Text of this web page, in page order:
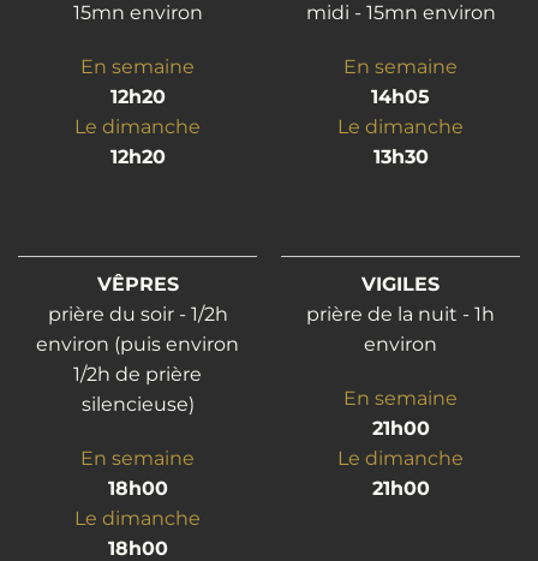
15mn environ
En semaine
12h20
Le dimanche
12h20
midi - 15mn environ
En semaine
14h05
Le dimanche
13h30
VÊPRES
prière du soir - 1/2h
environ (puis environ
1/2h de prière
silencieuse)
En semaine
18h00
Le dimanche
18h00
VIGILES
prière de la nuit - 1h
environ
En semaine
21h00
Le dimanche
21h00